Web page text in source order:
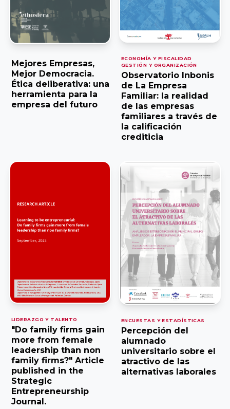
Cátedra de
Empresa
Familiar Mare
Universidad de
Murcia y
Universidad
Politécnica
Cartagena
Miguel
Hernández de
Elche
Facultad de
Ciencias
Económicas y
Empresariales,
Universidad de
Alicante
Facultad de
Economía,
Universidad de
Valencia
Riojana de la
Empresa
Familiar AREF
Asociación de
la Empresa
Familiar de
Madrid
ADEFAM
Familiar de
Castilla La
Mancha
AEFCLM
Asociación
Valenciana de
Empresarios
AVE
Asociación de
la Empresa
Familiar de
Canarias EFCA
Mejores Empresas,
Mejor Democracia.
Ética deliberativa: una
herramienta para la
empresa del futuro
ECONOMÍA Y FISCALIDAD
GESTIÓN Y ORGANIZACIÓN
Observatorio Inbonis
de La Empresa
Familiar: la realidad
de las empresas
familiares a través de
la calificación
crediticia
LIDERAZGO Y TALENTO
"Do family firms gain
more from female
leadership than non
family firms?" Article
published in the
Strategic
Entrepreneurship
Journal.
ENCUESTAS Y ESTADÍSTICAS
Percepción del
alumnado
universitario sobre el
atractivo de las
alternativas laborales